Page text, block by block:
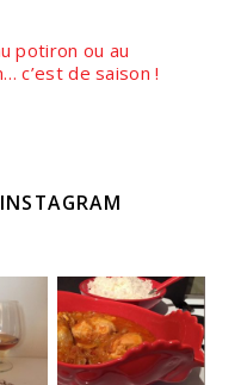
potiron ou au
c’est de saison !